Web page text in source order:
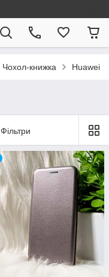
Чохол-книжка Huawei
Фільтри